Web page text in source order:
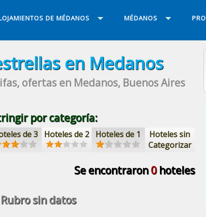
DE MÉDANOS MÉDANOS
en Medanos
ofertas en Medanos, Buenos Aires
por categoría:
de 3 Hoteles de 2 Hoteles de 1
Hoteles sin
Categorizar
Se encontraron0hoteles
Rubro sin datos